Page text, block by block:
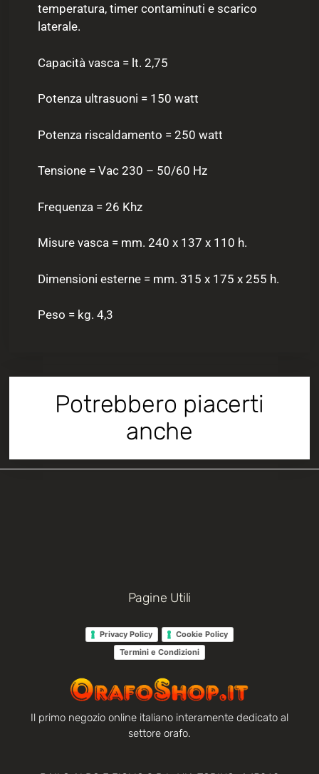
temperatura, timer contaminuti e scarico
laterale.
Capacità vasca = lt. 2,75
Potenza ultrasuoni = 150 watt
Potenza riscaldamento = 250 watt
Tensione = Vac 230 – 50/60 Hz
Frequenza = 26 Khz
Misure vasca = mm. 240 x 137 x 110 h.
Dimensioni esterne = mm. 315 x 175 x 255 h.
Peso = kg. 4,3
Potrebbero piacerti
anche
Pagine Utili
Privacy Policy
Cookie Policy
Termini e Condizioni
Il primo negozio online italiano interamente dedicato al
settore orafo.